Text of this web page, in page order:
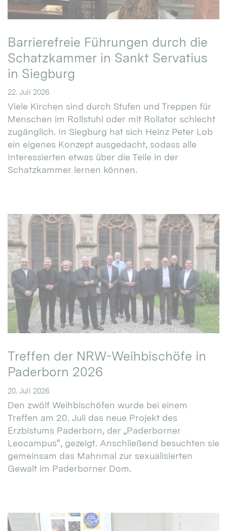
Barrierefreie Führungen durch die
Schatzkammer in Sankt Servatius
in Siegburg
22. Juli 2026
Viele Kirchen sind durch Stufen und Treppen für
Menschen im Rollstuhl oder mit Rollator schlecht
zugänglich. In Siegburg hat sich Heinz Peter Lob
ein eigenes Konzept ausgedacht, sodass alle
Interessierten etwas über die Teile in der
Schatzkammer lernen können.
Treffen der NRW-Weihbischöfe in
Paderborn 2026
20. Juli 2026
Den zwölf Weihbischöfen wurde bei einem
Treffen am 20. Juli das neue Projekt des
Erzbistums Paderborn, der „Paderborner
Leocampus“, gezeigt. Anschließend besuchten sie
gemeinsam das Mahnmal zur sexualisierten
Gewalt im Paderborner Dom.